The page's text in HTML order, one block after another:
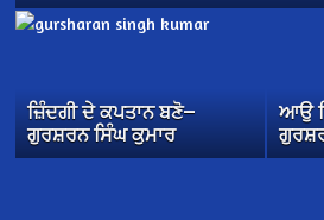
ਜ਼ਿੰਦਗੀ ਦੇ ਕਪਤਾਨ ਬਣੋ—
ਗੁਰਸ਼ਰਨ ਸਿੰਘ ਕੁਮਾਰ
ਆਉ